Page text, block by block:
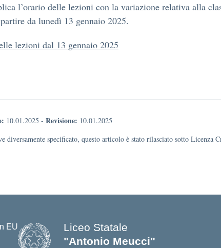
l’orario delle lezioni con la variazione relativa alla
da lunedì 13 gennaio 2025.
lezioni dal 13 gennaio 2025
10.01.2025 - Revisione: 10.01.2025
diversamente specificato, questo articolo è stato rilasciato sotto Licenza
Liceo Statale
"Antonio Meucci"